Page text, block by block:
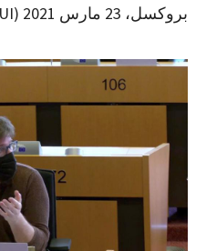
بروكسل، 23 مارس 2021 (ECSAHARAUI)